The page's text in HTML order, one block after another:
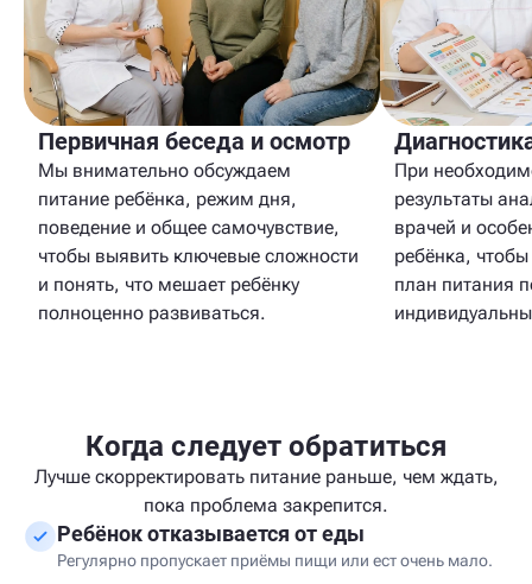
Первичная беседа и осмотр
Мы внимательно обсуждаем
питание ребёнка, режим дня,
поведение и общее самочувствие,
чтобы выявить ключевые сложности
и понять, что мешает ребёнку
полноценно развиваться.
При
результаты
врачей и
ребёнка,
план питания
Когда следует обратиться
Лучше скорректировать питание раньше, чем ждать,
пока проблема закрепится.
Ребёнок отказывается от еды
Регулярно пропускает приёмы пищи или ест очень мало.